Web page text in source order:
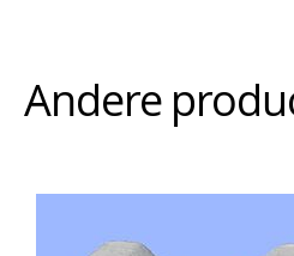
Andere